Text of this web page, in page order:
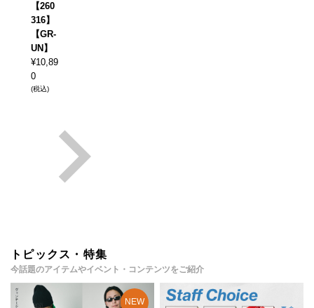
【260
316】
【GR-
UN】
¥10,89
0
(税込)
トピックス・特集
今話題のアイテムやイベント・コンテンツをご紹介